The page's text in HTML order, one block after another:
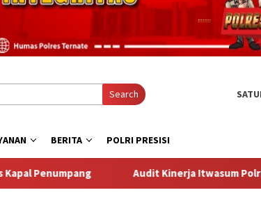
Search
BERITA POLRI PRESISI
Audit Kinerja Itwasum Polri Tahap II Tahun 2026